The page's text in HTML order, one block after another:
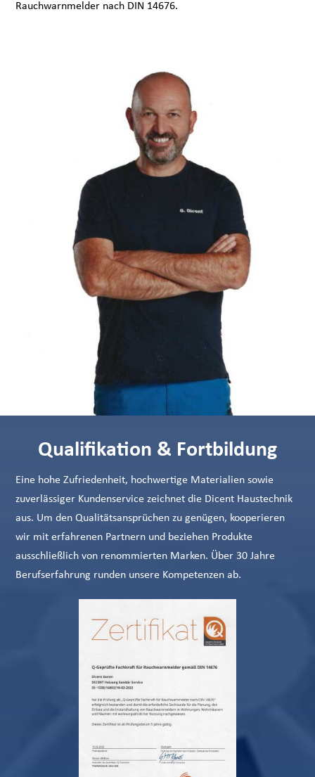
Rauchwarnmelder nach DIN 14676.
Qualifikation & Fortbildung
Eine hohe Zufriedenheit, hochwertige Materialien sowie
zuverlässiger Kundenservice zeichnet die Dicent Haustechnik
aus. Um den Qualitätsansprüchen zu genügen, kooperieren
wir mit erfahrenen Partnern und beziehen Produkte
ausschließlich von renommierten Marken. Über 30 Jahre
Berufserfahrung runden unsere Kompetenzen ab.